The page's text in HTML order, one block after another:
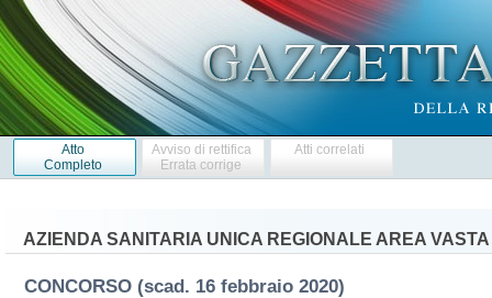
Atto
Completo
Avviso di rettifica
Errata corrige
Atti correlati
AZIENDA SANITARIA UNICA REGIONALE AREA
CONCORSO (scad. 16 febbraio 2020)